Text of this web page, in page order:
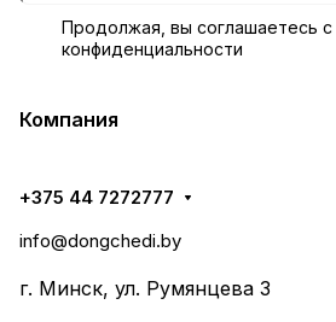
Продолжая, вы соглашаетесь с
конфиденциальности
Компания
+375 44 7272777
info@dongchedi.by
г. Минск, ул. Румянцева 3